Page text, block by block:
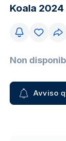
Koala 2024
Non
Avviso